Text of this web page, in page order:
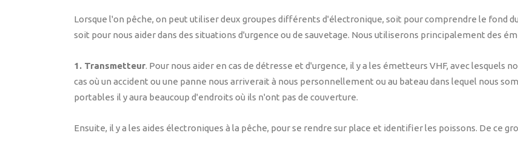
Lorsque l'on pêche, on peut utiliser deux groupes différents d'électronique, soit pour comprendre le fond
soit pour nous aider dans des situations d'urgence ou de sauvetage. Nous utiliserons principalement des
1. Transmetteur. Pour nous aider en cas de détresse et d'urgence, il y a les émetteurs VHF, avec lesquels
cas où un accident ou une panne nous arriverait à nous personnellement ou au bateau dans lequel nous
portables il y aura beaucoup d'endroits où ils n'ont pas de couverture.
Ensuite, il y a les aides électroniques à la pêche, pour se rendre sur place et identifier les poissons. De ce